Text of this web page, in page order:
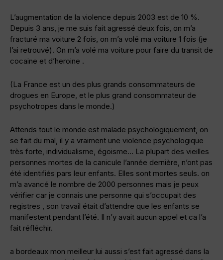
L’augmentation de la violence depuis 2003 est de 10 %.
Depuis 3 ans, je me suis fait agressé deux fois, on m’a
fracturé ma voiture 2 fois, on m’a volé ma voiture 1 fois (je
l’ai retrouvé). On m’a volé ma voiture pour faire du transit de
cocaine et d’heroine .
(La France est un des plus grands consommateurs de
drogues en Europe, et le plus grand consommateur de
psychotropes dans le monde.)
Attends tout le monde est malade psychologiquement, on
se fait du mal, il y a vraiment une violence psychologique
très forte, individualisme, égoisme… La plupart des vieilles
personnes mortes de la canicule l’année dernière, n’ont pas
été identifiés pars leur enfants. Elles sont mortes seuls. on
m’a avancé le nombre de 2000 personnes mais je peux
vérifier car je connais une personne qui s’occupait des
registres , son travail était d’attendre que les enfants se
manifestent pendant l’été. Il n’y avait aucun appel et ca l’a
fait réfléchir.
a bordeaux mon meilleur lui aussi s’est fait agressé dans la